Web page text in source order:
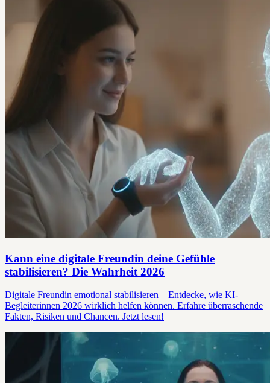
Kann eine digitale Freundin deine Gefühle
stabilisieren? Die Wahrheit 2026
Digitale Freundin emotional stabilisieren – Entdecke, wie KI-
Begleiterinnen 2026 wirklich helfen können. Erfahre überraschende
Fakten, Risiken und Chancen. Jetzt lesen!